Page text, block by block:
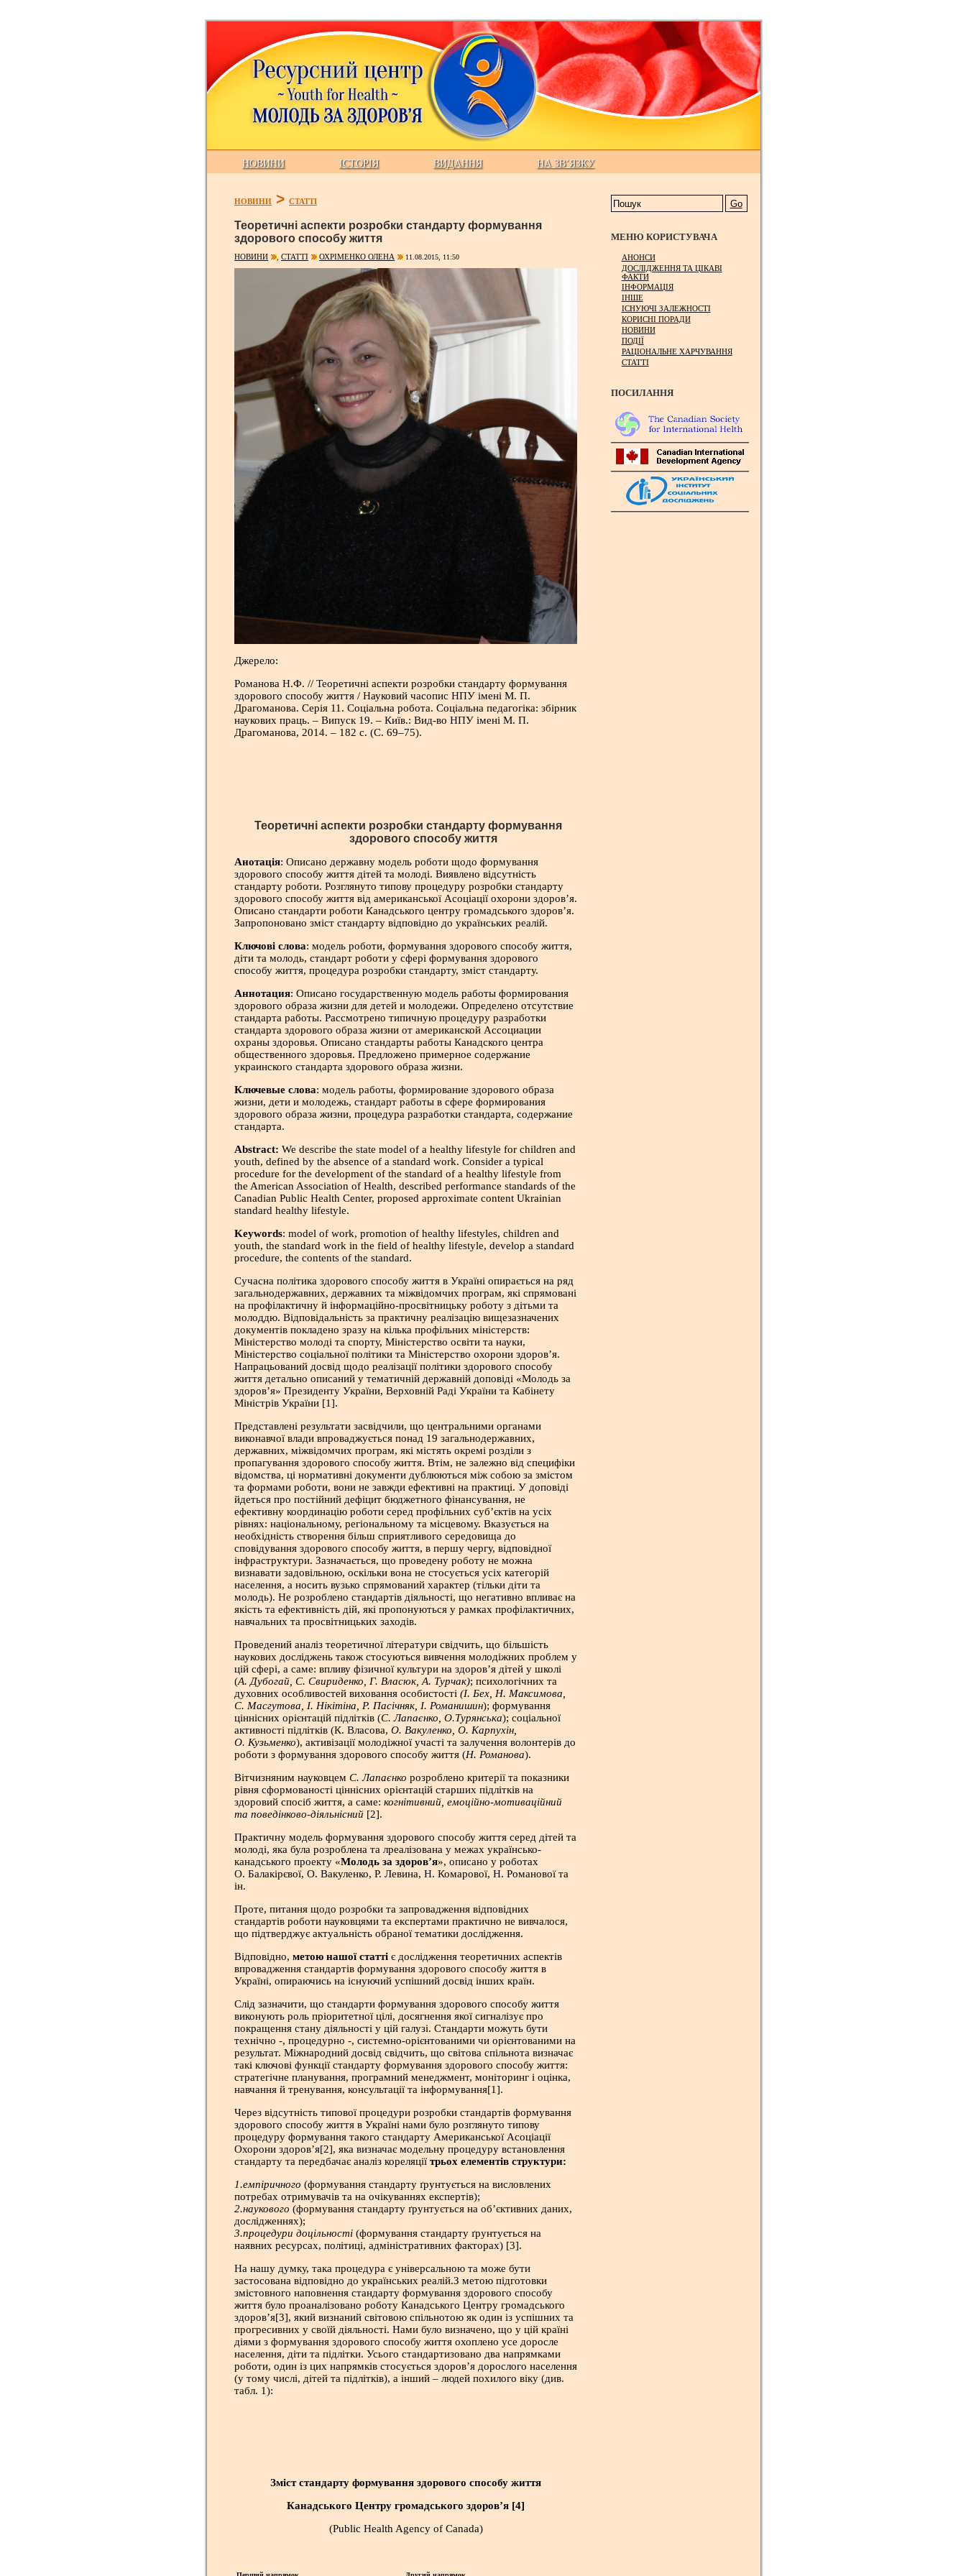
НОВИНИ ІСТОРІЯ ВИДАННЯ НА ЗВ’ЯЗКУ
НОВИНИ > СТАТТІ
Теоретичні аспекти розробки стандарту формування
здорового способу життя
НОВИНИ СТАТТІ ОХРІМЕНКО ОЛЕНА 11.08.2015, 11:50
Джерело:
Романова Н.Ф. // Теоретичні аспекти розробки стандарту формування
здорового способу життя / Науковий часопис НПУ імені М. П.
Драгоманова. Серія 11. Соціальна робота. Соціальна педагогіка: збірник
наукових праць. – Випуск 19. – Київ.: Вид-во НПУ імені М. П.
Драгоманова, 2014. – 182 с. (С. 69–75).
Теоретичні аспекти розробки стандарту формування
здорового способу життя
Анотація: Описано державну модель роботи щодо формування
здорового способу життя дітей та молоді. Виявлено відсутність
стандарту роботи. Розглянуто типову процедуру розробки стандарту
здорового способу життя від американської Асоціації охорони здоров’я.
Описано стандарти роботи Канадського центру громадського здоров’я.
Запропоновано зміст стандарту відповідно до українських реалій.
Ключові слова: модель роботи, формування здорового способу життя,
діти та молодь, стандарт роботи у сфері формування здорового
способу життя, процедура розробки стандарту, зміст стандарту.
Аннотация: Описано государственную модель работы формирования
здорового образа жизни для детей и молодежи. Определено отсутствие
стандарта работы. Рассмотрено типичную процедуру разработки
стандарта здорового образа жизни от американской Ассоциации
охраны здоровья. Описано стандарты работы Канадского центра
общественного здоровья. Предложено примерное содержание
украинского стандарта здорового образа жизни.
Ключевые слова: модель работы, формирование здорового образа
жизни, дети и молодежь, стандарт работы в сфере формирования
здорового образа жизни, процедура разработки стандарта, содержание
стандарта.
Abstract: We describe the state model of a healthy lifestyle for children and
youth, defined by the absence of a standard work. Consider a typical
procedure for the development of the standard of a healthy lifestyle from
the American Association of Health, described performance standards of the
Canadian Public Health Center, proposed approximate content Ukrainian
standard healthy lifestyle.
Keywords: model of work, promotion of healthy lifestyles, children and
youth, the standard work in the field of healthy lifestyle, develop a standard
procedure, the contents of the standard.
Сучасна політика здорового способу життя в Україні опирається на ряд
загальнодержавних, державних та міжвідомчих програм, які спрямовані
на профілактичну й інформаційно-просвітницьку роботу з дітьми та
молоддю. Відповідальність за практичну реалізацію вищезазначених
документів покладено зразу на кілька профільних міністерств:
Міністерство молоді та спорту, Міністерство освіти та науки,
Міністерство соціальної політики та Міністерство охорони здоров’я.
Напрацьований досвід щодо реалізації політики здорового способу
життя детально описаний у тематичній державній доповіді «Молодь за
здоров’я» Президенту України, Верховній Раді України та Кабінету
Міністрів України [1].
Представлені результати засвідчили, що центральними органами
виконавчої влади впроваджується понад 19 загальнодержавних,
державних, міжвідомчих програм, які містять окремі розділи з
пропагування здорового способу життя. Втім, не залежно від специфіки
відомства, ці нормативні документи дублюються між собою за змістом
та формами роботи, вони не завжди ефективні на практиці. У доповіді
йдеться про постійний дефіцит бюджетного фінансування, не
ефективну координацію роботи серед профільних суб’єктів на усіх
рівнях: національному, регіональному та місцевому. Вказується на
необхідність створення більш сприятливого середовища до
сповідування здорового способу життя, в першу чергу, відповідної
інфраструктури. Зазначається, що проведену роботу не можна
визнавати задовільною, оскільки вона не стосується усіх категорій
населення, а носить вузько спрямований характер (тільки діти та
молодь). Не розроблено стандартів діяльності, що негативно впливає на
якість та ефективність дій, які пропонуються у рамках профілактичних,
навчальних та просвітницьких заходів.
Проведений аналіз теоретичної літератури свідчить, що більшість
наукових досліджень також стосуються вивчення молодіжних проблем у
цій сфері, а саме: впливу фізичної культури на здоров’я дітей у школі
(А. Дубогай, С. Свириденко, Г. Власюк, А. Турчак); психологічних та
духовних особливостей виховання особистості (І. Бех, Н. Максимова,
С. Масгутова, І. Нікітіна, Р. Пасічняк, І. Романишин); формування
ціннісних орієнтацій підлітків (С. Лапаєнко, О.Турянська); соціальної
активності підлітків (К. Власова, О. Вакуленко, О. Карпухін,
О. Кузьменко), активізації молодіжної участі та залучення волонтерів до
роботи з формування здорового способу життя (Н. Романова).
Вітчизняним науковцем С. Лапаєнко розроблено критерії та показники
рівня сформованості ціннісних орієнтацій старших підлітків на
здоровий спосіб життя, а саме: когнітивний, емоційно-мотиваційний
та поведінково-діяльнісний [2].
Практичну модель формування здорового способу життя серед дітей та
молоді, яка була розроблена та лреалізована у межах українсько-
канадського проекту «Молодь за здоров’я», описано у роботах
О. Балакірєвої, О. Вакуленко, Р. Левина, Н. Комарової, Н. Романової та
ін.
Проте, питання щодо розробки та запровадження відповідних
стандартів роботи науковцями та експертами практично не вивчалося,
що підтверджує актуальність обраної тематики дослідження.
Відповідно, метою нашої статті є дослідження теоретичних аспектів
впровадження стандартів формування здорового способу життя в
Україні, опираючись на існуючий успішний досвід інших країн.
Слід зазначити, що стандарти формування здорового способу життя
виконують роль пріоритетної цілі, досягнення якої сигналізує про
покращення стану діяльності у цій галузі. Стандарти можуть бути
технічно -, процедурно -, системно-орієнтованими чи орієнтованими на
результат. Міжнародний досвід свідчить, що світова спільнота визначає
такі ключові функції стандарту формування здорового способу життя:
стратегічне планування, програмний менеджмент, моніторинг і оцінка,
навчання й тренування, консультації та інформування[1].
Через відсутність типової процедури розробки стандартів формування
здорового способу життя в Україні нами було розглянуто типову
процедуру формування такого стандарту Американської Асоціації
Охорони здоров’я[2], яка визначає модельну процедуру встановлення
стандарту та передбачає аналіз кореляції трьох елементів структури:
1.емпіричного (формування стандарту ґрунтується на висловлених
потребах отримувачів та на очікуваннях експертів);
2.наукового (формування стандарту ґрунтується на об’єктивних даних,
дослідженнях);
3.процедури доцільності (формування стандарту ґрунтується на
наявних ресурсах, політиці, адміністративних факторах) [3].
На нашу думку, така процедура є універсальною та може бути
застосована відповідно до українських реалій.З метою підготовки
змістовного наповнення стандарту формування здорового способу
життя було проаналізовано роботу Канадського Центру громадського
здоров’я[3], який визнаний світовою спільнотою як один із успішних та
прогресивних у своїй діяльності. Нами було визначено, що у цій країні
діями з формування здорового способу життя охоплено усе доросле
населення, діти та підлітки. Усього стандартизовано два напрямками
роботи, один із цих напрямків стосується здоров’я дорослого населення
(у тому числі, дітей та підлітків), а інший – людей похилого віку (див.
табл. 1):
Зміст стандарту формування здорового способу життя
Канадського Центру громадського здоров’я [4]
(Public Health Agency of Canada)
МЕНЮ КОРИСТУВАЧА
АНОНСИ
ДОСЛІДЖЕННЯ ТА ЦІКАВІ
ФАКТИ
ІНФОРМАЦІЯ
ІНШЕ
ІСНУЮЧІ ЗАЛЕЖНОСТІ
КОРИСНІ ПОРАДИ
НОВИНИ
ПОДІЇ
РАЦІОНАЛЬНЕ ХАРЧУВАННЯ
СТАТТІ
ПОСИЛАННЯ